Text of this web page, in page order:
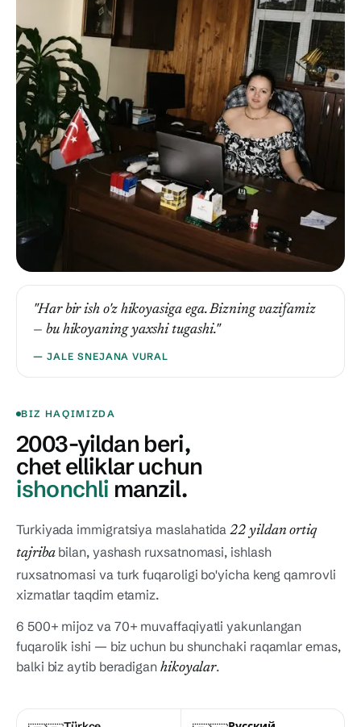
"Har bir ish o'z hikoyasiga ega. Bizning vazifamiz
— bu hikoyaning yaxshi tugashi."
— JALE SNEJANA VURAL
BIZ HAQIMIZDA
2003-yildan beri,
chet elliklar uchun
ishonchli manzil.
Turkiyada immigratsiya maslahatida22 yildan ortiq
tajribabilan, yashash ruxsatnomasi, ishlash
ruxsatnomasi va turk fuqaroligi bo'yicha keng qamrovli
xizmatlar taqdim etamiz.
6 500+ mijoz va 70+ muvaffaqiyatli yakunlangan
fuqarolik ishi — biz uchun bu shunchaki raqamlar emas,
balki biz aytib beradigan hikoyalar.